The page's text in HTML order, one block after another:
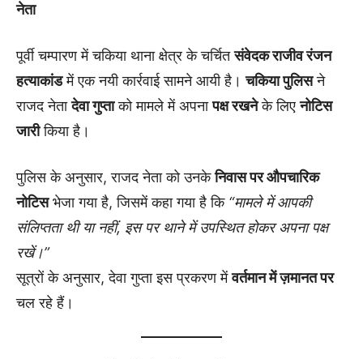
नेता
पूर्वी चम्पारण में चकिया थाना क्षेत्र के चर्चितसंवेदक राजीव रंजन
हत्याकांडमें एक नयी कार्रवाई सामने आयी है।चकिया पुलिसने
राजद नेतादेवा गुप्ताको मामले में अपनापक्ष रखनेके लिएनोटिस
जारीकिया है।
पुलिस के अनुसार, राजद नेता को उनकेनिवास पर औपचारिक
नोटिसभेजा गया है, जिसमें कहा गया है कि “मामले में आपकी
संलिप्तता थी या नहीं, इस पर थाने में उपस्थित होकर अपना पक्ष
रखें।”
सूत्रों के अनुसार, देवा गुप्ता इस प्रकरण मेंवर्तमान में ज़मानत पर
चल रहे हैं।